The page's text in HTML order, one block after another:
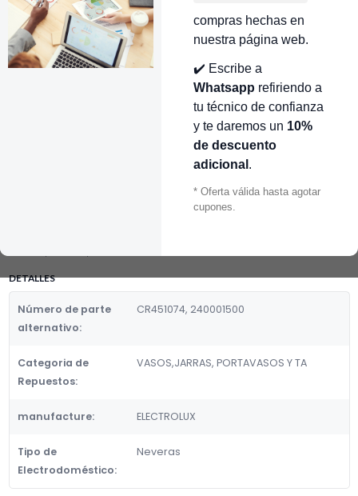
compras hechas en
nuestra página web.
✔️ Escribe a
Whatsapp refiriendo a
tu técnico de confianza
y te daremos un 10%
de descuento
adicional .
* Oferta válida hasta agotar
cupones.
INMEDIATO 🔥
👉 Conocer más…
VASO HAMILTON PLASTICO REDONDO GDE 1.4LT PROTOR SILEX
DETALLES
Número de parte
alternativo:
CR451074, 240001500
Categoria de
Repuestos:
VASOS,JARRAS, PORTAVASOS Y TA
manufacture: ELECTROLUX
Tipo de
Electrodoméstico:
Neveras